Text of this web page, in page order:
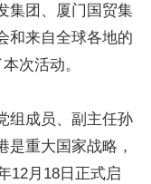
集团、厦门国贸集
和来自全球各地的
次活动。
组成员、副主任孙
是重大国家战略，
12月18日正式启